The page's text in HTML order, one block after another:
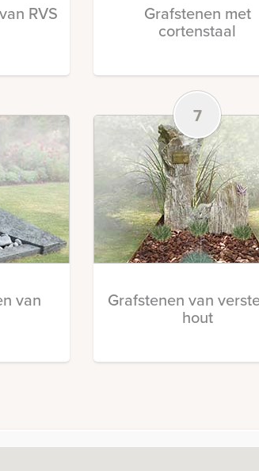
RVS Grafstenen met
cortenstaal
van
7
Grafstenen van
hout